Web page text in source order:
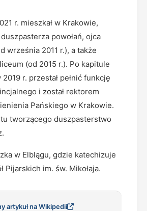
r. mieszkał w Krakowie,
powołań, ojca
września 2011 r.), a także
(od 2015 r.). Po kapitule
r. przestał pełnić funkcję
i został rektorem
Pańskiego w Krakowie.
tworzącego duszpasterstwo
w Elblągu, gdzie katechizuje
Pijarskich im. św. Mikołaja.
artykuł na Wikipedii